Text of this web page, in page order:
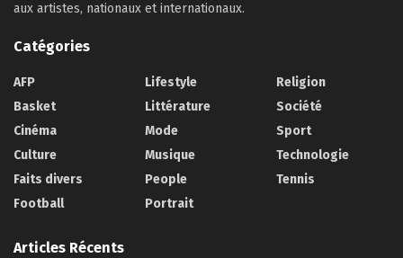
aux artistes, nationaux et internationaux.
Catégories
AFP
Basket
Cinéma
Culture
Faits divers
Football
Lifestyle
Littérature
Mode
Musique
People
Portrait
Religion
Société
Sport
Technologie
Tennis
Articles Récents